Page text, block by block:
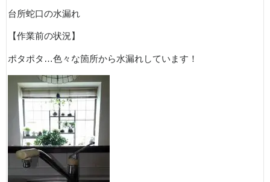
台所蛇口の水漏れ
【作業前の状況】
ポタポタ…色々な箇所から水漏れしています！